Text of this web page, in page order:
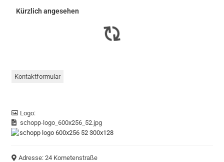
Kürzlich angesehen
Kontaktformular
Logo:
schopp-logo_600x256_52.jpg
Adresse: 24 Kometenstraße